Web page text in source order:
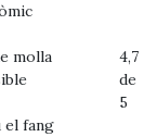
molla
el fang
4,7
de
5